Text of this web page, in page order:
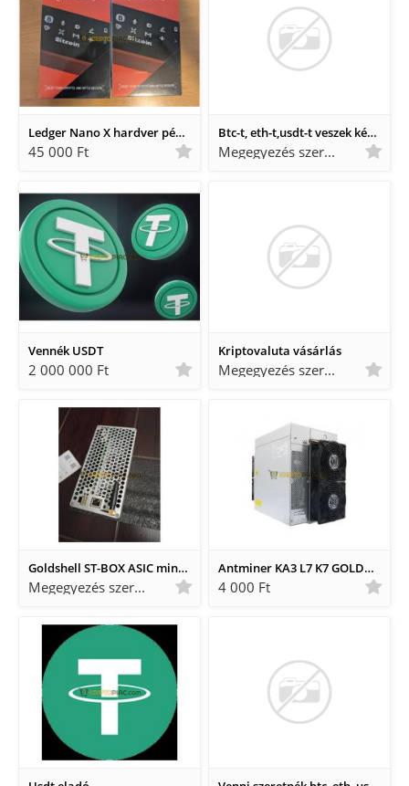
Ledger Nano X hardver pénztárca - BONTATLAN!
45 000 Ft
Btc-t, eth-t,usdt-t veszek készpénzért Huf/EUR Budapesten
Megegyezés szerint Megegyezés szerint
Vennék USDT
2 000 000 Ft
Kriptovaluta vásárlás
Megegyezés szerint Megegyezés szerint
Goldshell ST-BOX ASIC miner bányászgép
Megegyezés szerint Megegyezés szerint
Antminer KA3 L7 K7 GOLDSHELL
4 000 Ft